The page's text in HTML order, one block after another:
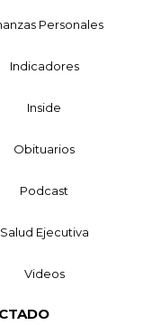
Personales
Indicadores
Inside
Obituarios
Podcast
Salud Ejecutiva
Videos